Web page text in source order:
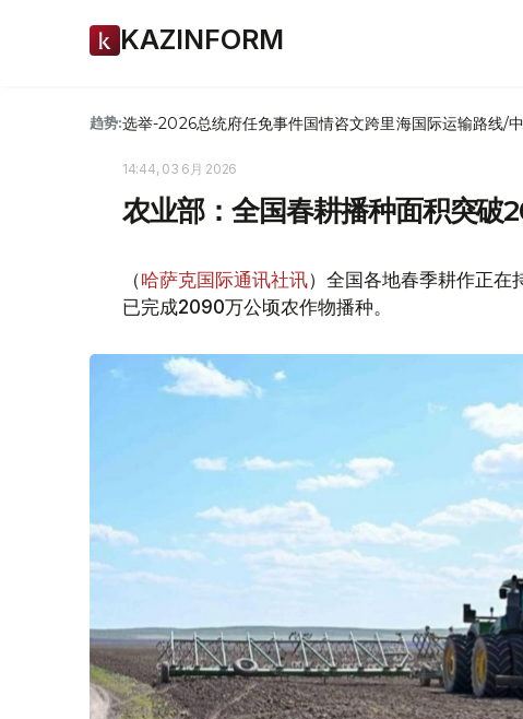
KAZINFORM
趋势:选举-2026总统府任免事件国情咨文跨里海国际运输路线/
14:44, 03 6月 2026
农业部：全国春耕播种面积突破
（哈萨克国际通讯社讯）全国各地春季耕作正在
已完成2090万公顷农作物播种。